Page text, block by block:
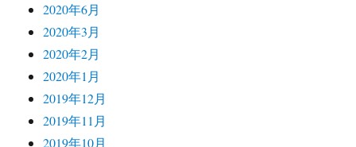
2020年6月
2020年3月
2020年2月
2020年1月
2019年12月
2019年11月
2019年10月